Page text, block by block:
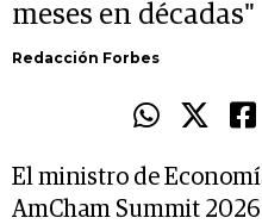
meses en décadas"
Redacción Forbes
El ministro de
AmCham Summit